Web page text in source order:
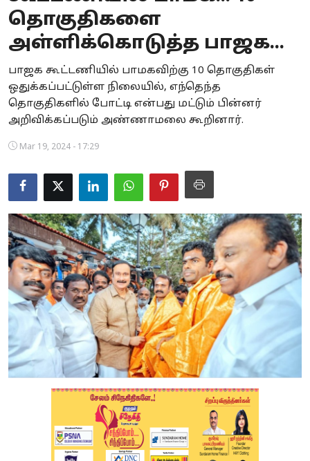
Business
Crime
Tamilnadu
National
World
Astrology
Spirituality
Weather
Politics
தொகுதிகளை
அள்ளிக்கொடுத்த பாஜக...
பாஜக கூட்டணியில் பாமகவிற்கு 10 தொகுதிகள்
ஒதுக்கப்பட்டுள்ள நிலையில், எந்தெந்த
தொகுதிகளில் போட்டி என்பது மட்டும் பின்னர்
அறிவிக்கப்படும் அண்ணாமலை கூறினார்.
Mar 19, 2024 - 17:29